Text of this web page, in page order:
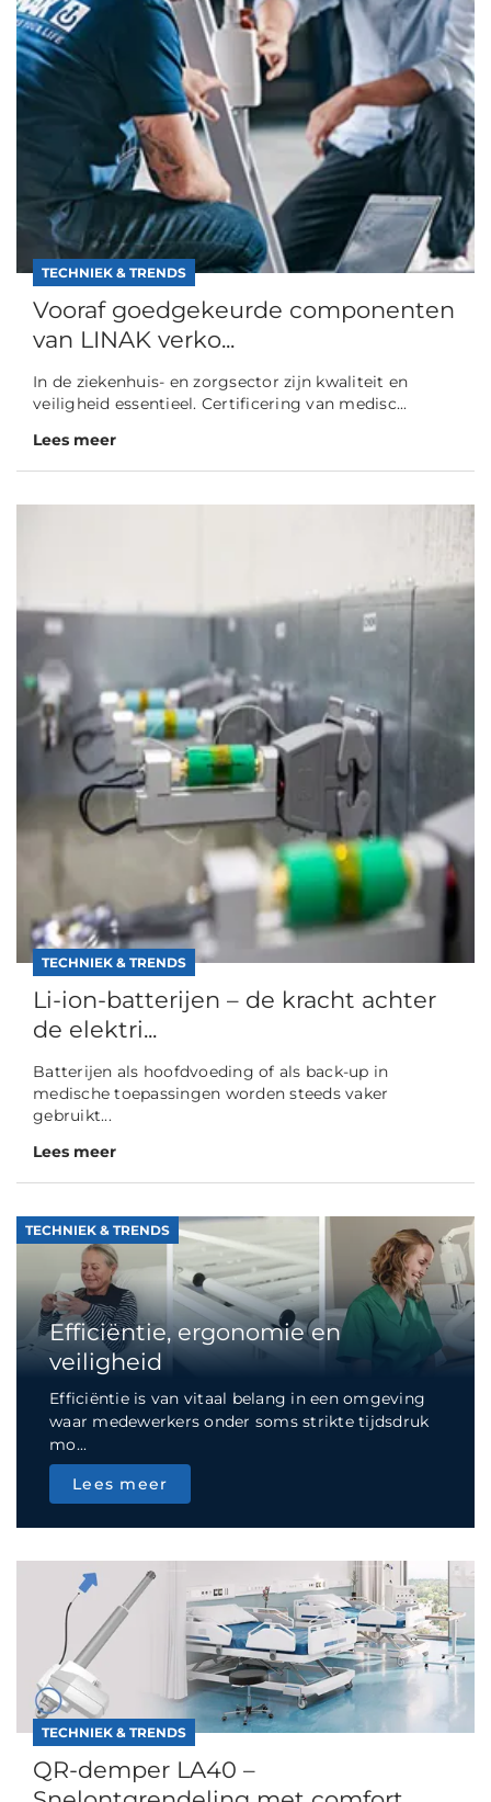
TECHNIEK & TRENDS
Vooraf goedgekeurde componenten
van LINAK verko...
In de ziekenhuis- en zorgsector zijn kwaliteit en
veiligheid essentieel. Certificering van medisc...
Lees meer
TECHNIEK & TRENDS
Li-ion-batterijen – de kracht achter
de elektri...
Batterijen als hoofdvoeding of als back-up in
medische toepassingen worden steeds vaker
gebruikt...
Lees meer
TECHNIEK & TRENDS
Efficiëntie, ergonomie en
veiligheid
Efficiëntie is van vitaal belang in een omgeving
waar medewerkers onder soms strikte tijdsdruk
mo...
Lees meer
TECHNIEK & TRENDS
QR-demper LA40 –